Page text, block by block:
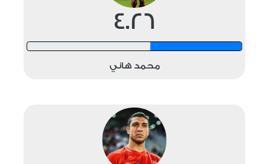
4.26
12 shots
محمد هاني